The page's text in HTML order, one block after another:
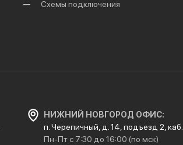
Схемы подключения
НИЖНИЙ НОВГОРОД ОФИС:
п. Черепичный, д. 14, подъезд 2,
Пн-Пт с 7:30 до 16:00 (по мск)